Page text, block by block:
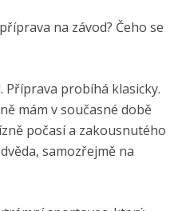
na závod? Čeho se
Příprava probíhá klasicky.
mám v současné době
počasí a zakousnutého
samozřejmě na